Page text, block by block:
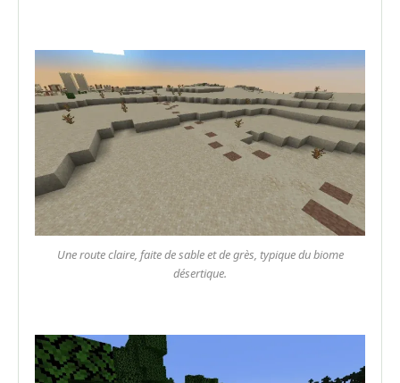
Une route claire, faite de sable et de grès, typique du biome
désertique.